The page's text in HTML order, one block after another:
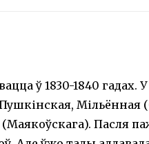
ў 1830-1840 гадах. У
Мільённая
Пасля